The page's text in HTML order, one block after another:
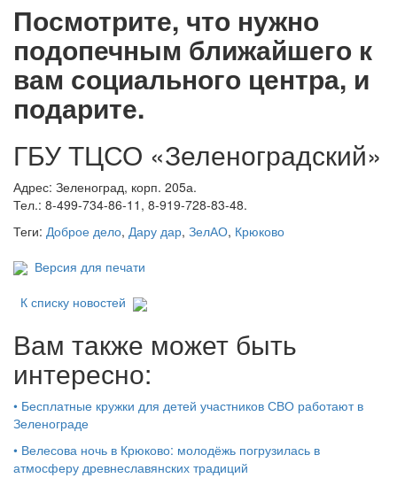
Посмотрите, что нужно
подопечным ближайшего к
вам социального центра, и
подарите.
ГБУ ТЦСО «Зеленоградский»
Адрес: Зеленоград, корп. 205а.
Тел.: 8-499-734-86-11, 8-919-728-83-48.
Теги: Доброе дело, Дару дар, ЗелАО, Крюково
Версия для печати
К списку новостей
Вам также может быть
интересно:
• Бесплатные кружки для детей участников СВО работают в
Зеленограде
• Велесова ночь в Крюково: молодёжь погрузилась в
атмосферу древнеславянских традиций